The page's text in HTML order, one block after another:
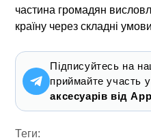
частина громадян
країну через складні
Підписуйтесь на
приймайте участь у
аксесуарів від
Теги: